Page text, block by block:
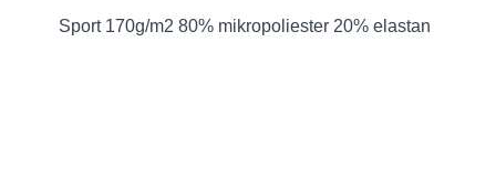
ul. Chmieleniec 2A/LU2
Sport 170g/m2 80% mikropoliester 20% elastan